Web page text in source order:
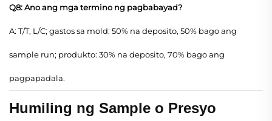
Q8: Ano ang mga termino ng pagbabayad?
A: T/T, L/C; gastos sa mold: 50% na deposito, 50% bago ang
sample run; produkto: 30% na deposito, 70% bago ang
pagpapadala.
Humiling ng Sample o Presyo